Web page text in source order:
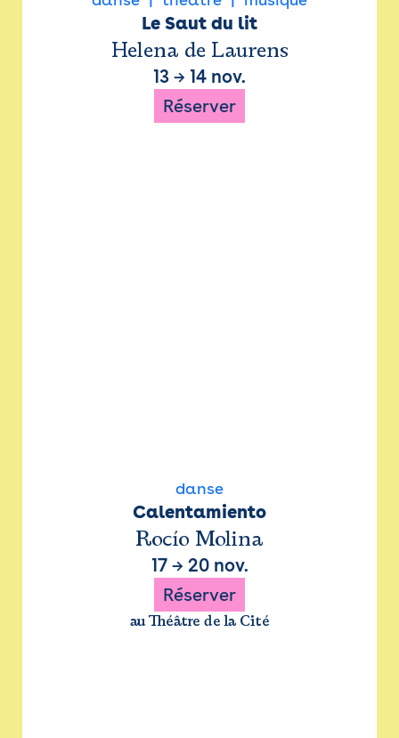
Le Saut du lit
Helena de Laurens
13 → 14 nov.
Réserver
danse
Calentamiento
Rocío Molina
17→ 20 nov.
Réserver
au Théâtre de la Cité